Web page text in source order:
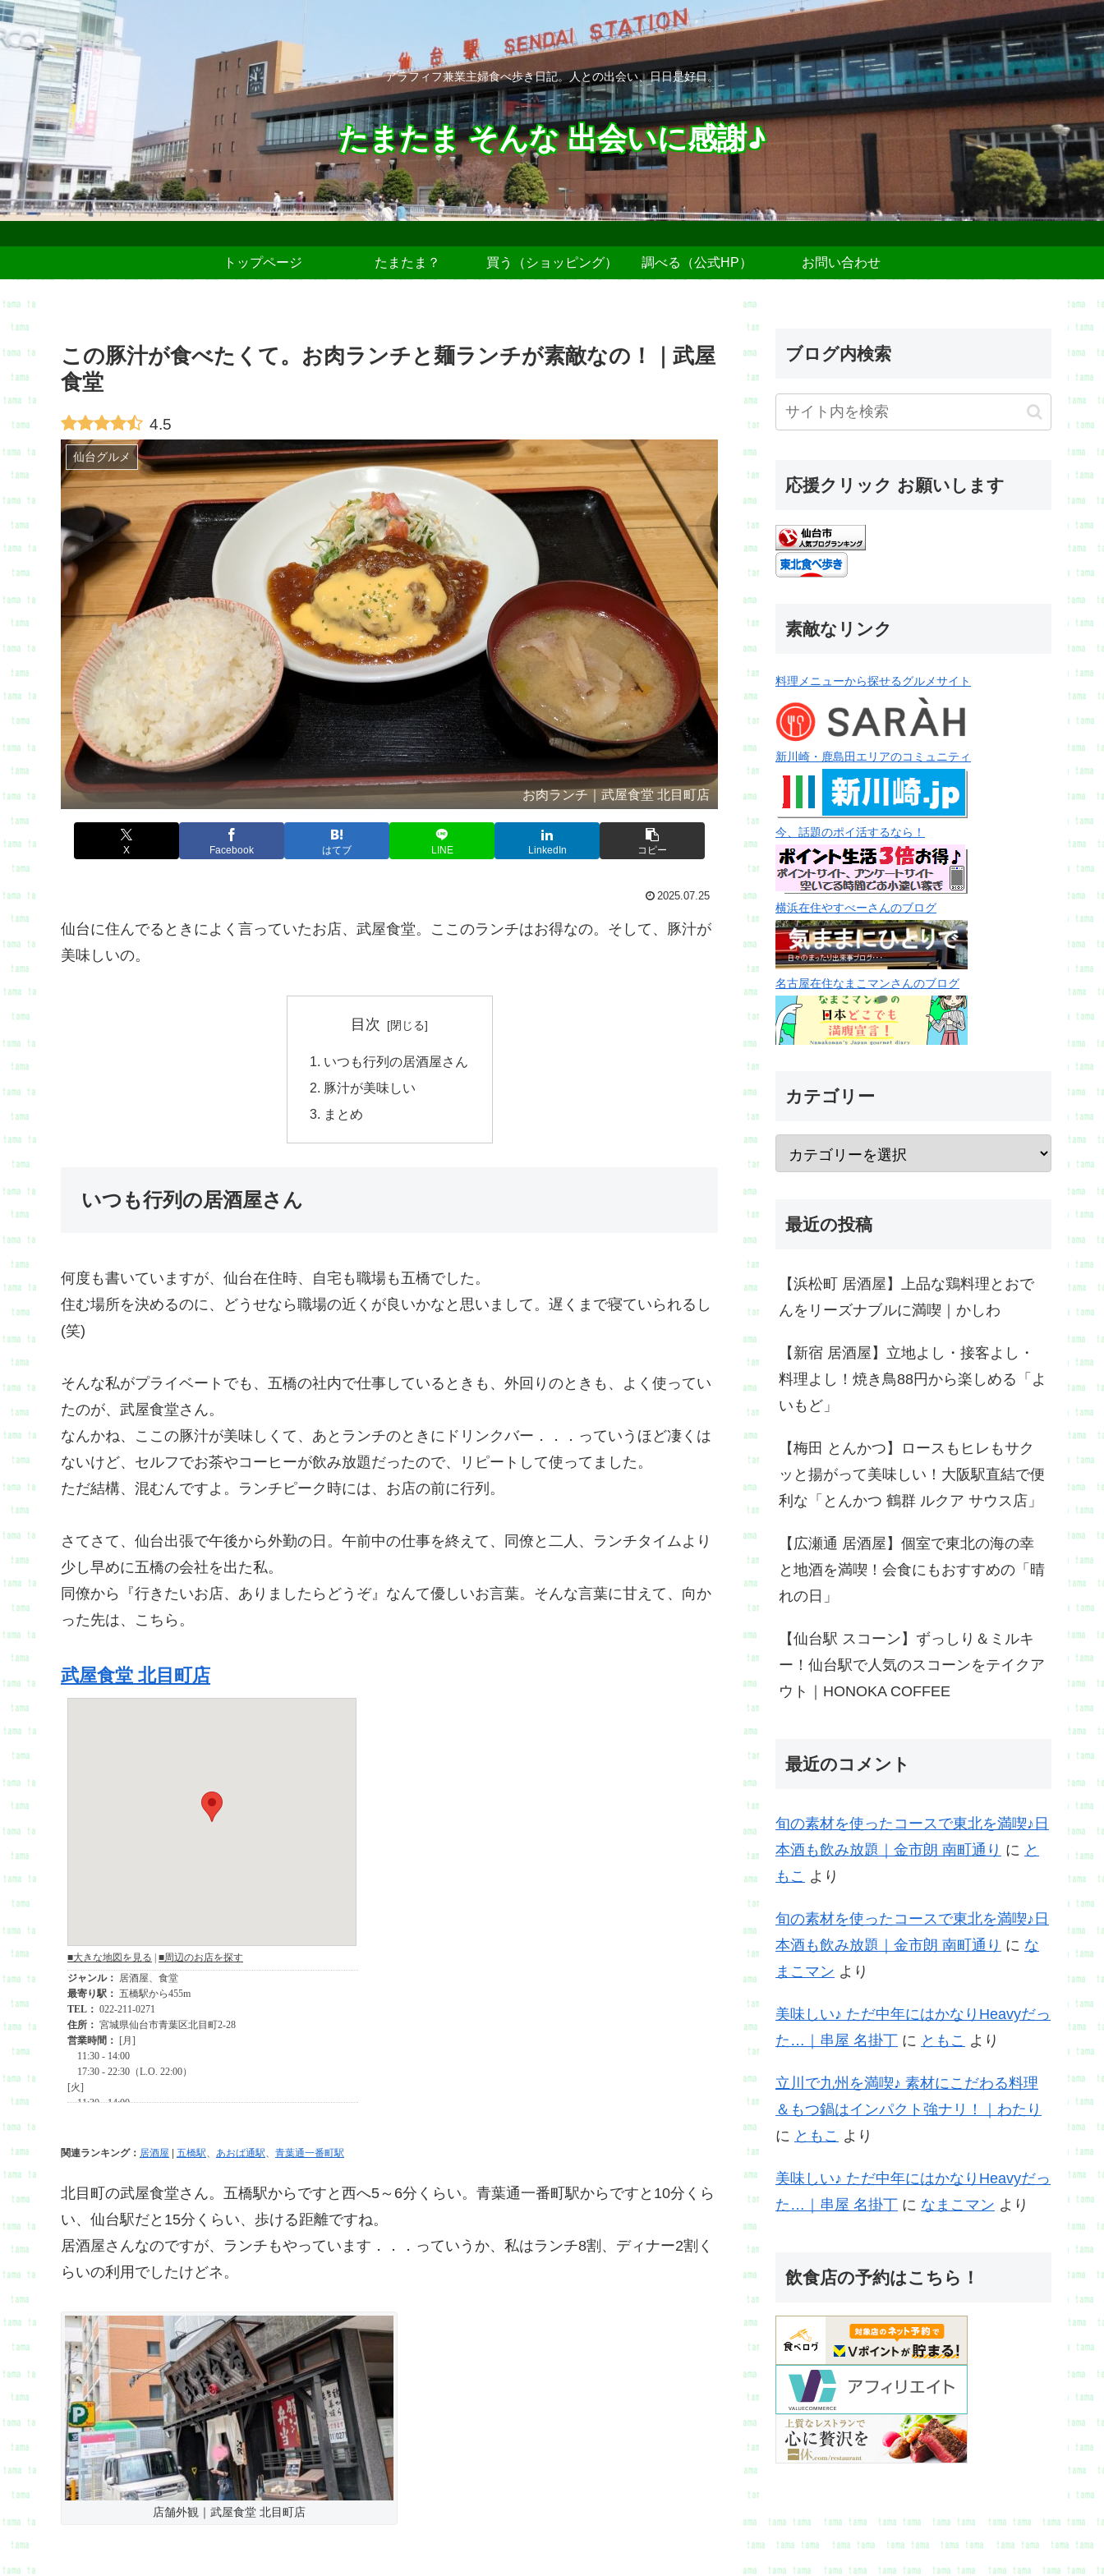
アラフィフ兼業主婦食べ歩き日記。人との出会い、日日是好日。
たまたま そんな 出会いに感謝♪
トップページ たまたま？ 買う（ショッピング） 調べる（公式HP） お問い合わせ
この豚汁が食べたくて。お肉ランチと麺ランチが素敵なの！｜武屋
食堂
4.5
仙台グルメ
お肉ランチ｜武屋食堂 北目町店
X Facebook はてブ LINE LinkedIn コピー
2025.07.25
仙台に住んでるときによく言っていたお店、武屋食堂。ここのランチはお得なの。そして、豚汁が
美味しいの。
目次
いつも行列の居酒屋さん
豚汁が美味しい
まとめ
いつも行列の居酒屋さん
何度も書いていますが、仙台在住時、自宅も職場も五橋でした。
住む場所を決めるのに、どうせなら職場の近くが良いかなと思いまして。遅くまで寝ていられるし
(笑)
そんな私がプライベートでも、五橋の社内で仕事しているときも、外回りのときも、よく使ってい
たのが、武屋食堂さん。
なんかね、ここの豚汁が美味しくて、あとランチのときにドリンクバー．．．っていうほど凄くは
ないけど、セルフでお茶やコーヒーが飲み放題だったので、リピートして使ってました。
ただ結構、混むんですよ。ランチピーク時には、お店の前に行列。
さてさて、仙台出張で午後から外勤の日。午前中の仕事を終えて、同僚と二人、ランチタイムより
少し早めに五橋の会社を出た私。
同僚から『行きたいお店、ありましたらどうぞ』なんて優しいお言葉。そんな言葉に甘えて、向か
った先は、こちら。
武屋食堂 北目町店
関連ランキング： 居酒屋 五橋駅、 あおば通駅、 青葉通一番町駅
北目町の武屋食堂さん。五橋駅からですと西へ5～6分くらい。青葉通一番町駅からですと10分くら
い、仙台駅だと15分くらい、歩ける距離ですね。
居酒屋さんなのですが、ランチもやっています．．．っていうか、私はランチ8割、ディナー2割く
らいの利用でしたけどネ。
店舗外観｜武屋食堂 北目町店
ブログ内検索
応援クリック お願いします
素敵なリンク
料理メニューから探せるグルメサイト
新川崎・鹿島田エリアのコミュニティ
今、話題のポイ活するなら！
横浜在住やすべーさんのブログ
名古屋在住なまこマンさんのブログ
カテゴリー
最近の投稿
【浜松町 居酒屋】上品な鶏料理とおで
んをリーズナブルに満喫｜かしわ
【新宿 居酒屋】立地よし・接客よし・
料理よし！焼き鳥88円から楽しめる「よ
いもど」
【梅田 とんかつ】ロースもヒレもサク
ッと揚がって美味しい！大阪駅直結で便
利な「とんかつ 鶴群 ルクア サウス店」
【広瀬通 居酒屋】個室で東北の海の幸
と地酒を満喫！会食にもおすすめの「晴
れの日」
【仙台駅 スコーン】ずっしり＆ミルキ
ー！仙台駅で人気のスコーンをテイクア
ウト｜HONOKA COFFEE
最近のコメント
旬の素材を使ったコースで東北を満喫♪日
本酒も飲み放題｜金市朗 南町通り に と
もこ より
旬の素材を使ったコースで東北を満喫♪日
本酒も飲み放題｜金市朗 南町通り に な
まこマン より
美味しい♪ ただ中年にはかなりHeavyだっ
た…｜串屋 名掛丁 に ともこ より
立川で九州を満喫♪ 素材にこだわる料理
＆もつ鍋はインパクト強ナリ！｜わたり
に ともこ より
美味しい♪ ただ中年にはかなりHeavyだっ
た…｜串屋 名掛丁 に なまこマン より
飲食店の予約はこちら！